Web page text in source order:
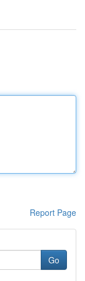
Report Page
Go